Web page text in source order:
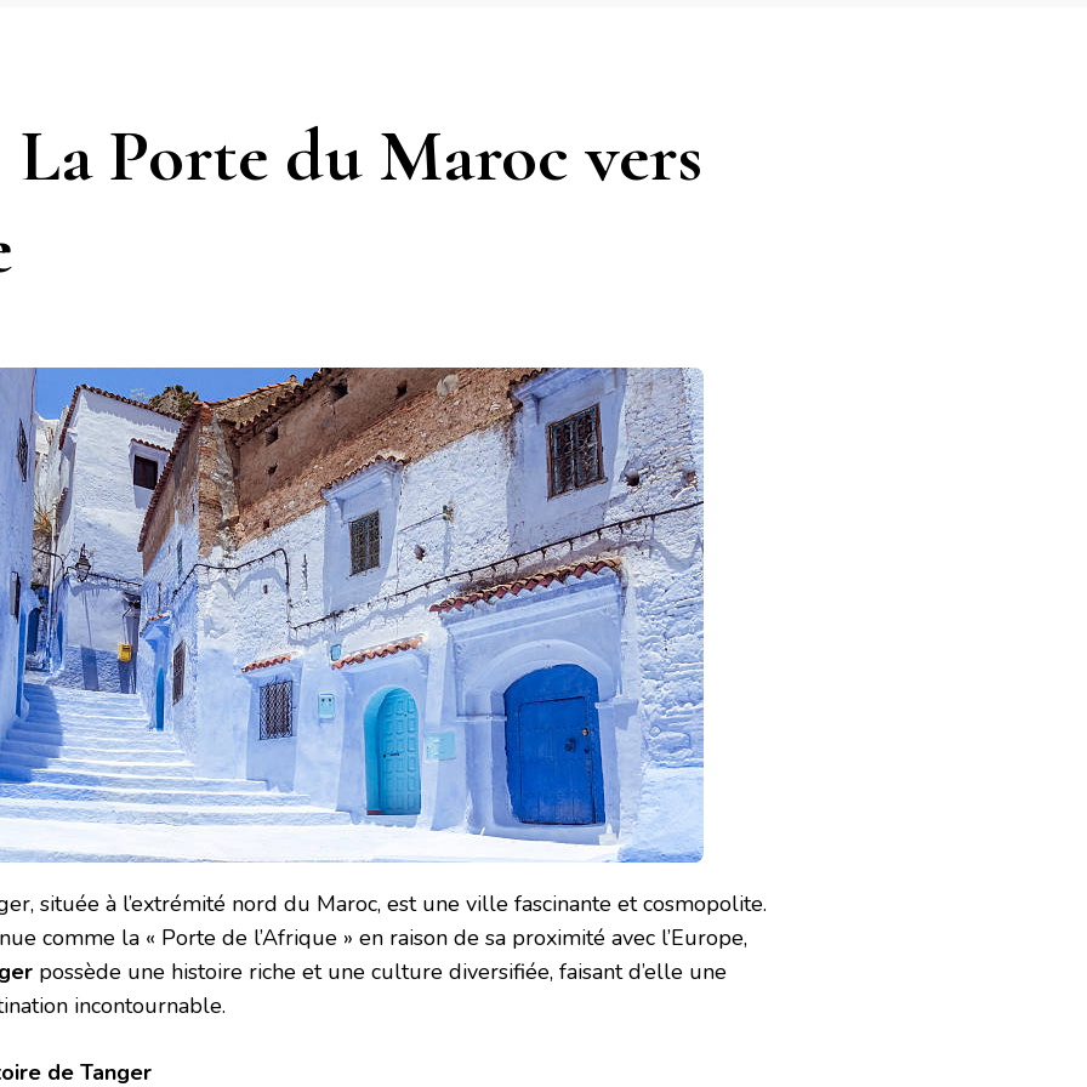
La Porte du Maroc vers
située à l’extrémité nord du Maroc, est une ville fascinante et cosmopolite.
comme la « Porte de l’Afrique » en raison de sa proximité avec l’Europe,
possède une histoire riche et une culture diversifiée, faisant d’elle une
incontournable.
de Tanger